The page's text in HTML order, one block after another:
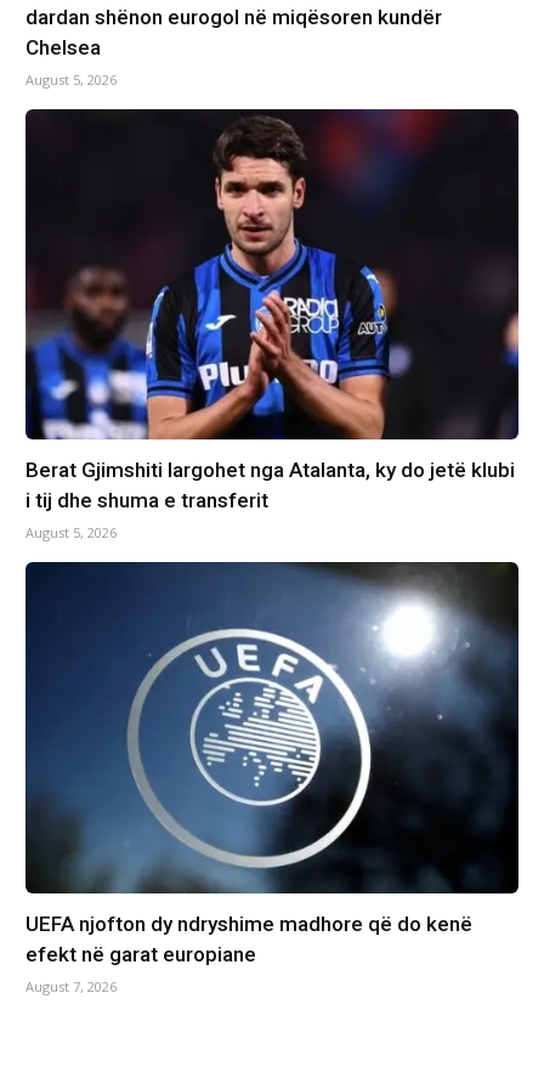
dardan shënon eurogol në miqësoren kundër
Chelsea
August 5, 2026
Berat Gjimshiti largohet nga Atalanta, ky do jetë klubi
i tij dhe shuma e transferit
August 5, 2026
UEFA njofton dy ndryshime madhore që do kenë
efekt në garat europiane
August 7, 2026